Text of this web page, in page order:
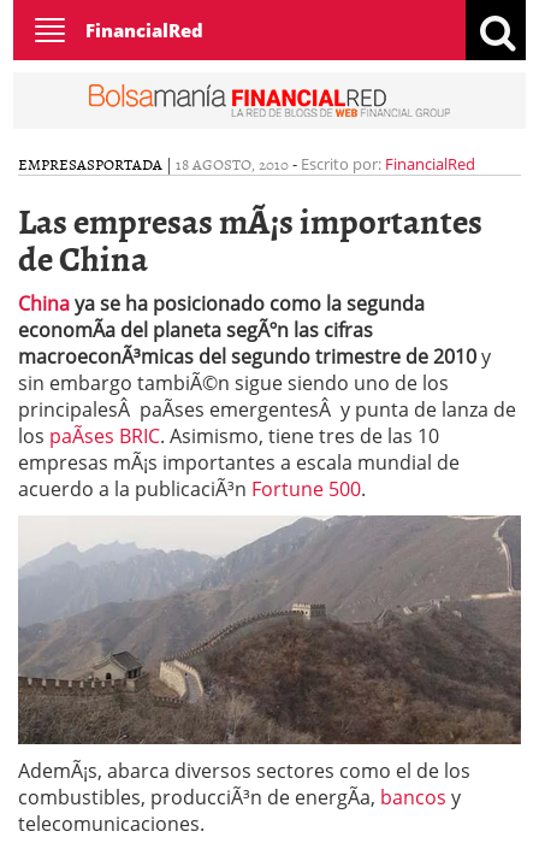
Toggle
navigation
FinancialRed
EMPRESASPORTADA | 18 AGOSTO, 2010- Escrito por: FinancialRed
Las empresas mÃ¡s importantes
de China
Chinaya se ha posicionado como la segunda
economÃ­a del planeta segÃºn las cifras
macroeconÃ³micas del segundo trimestre de 2010y
sin embargo tambiÃ©n sigue siendo uno de los
principalesÂ paÃ­ses emergentesÂ y punta de lanza de
los paÃ­ses BRIC. Asimismo, tiene tres de las 10
empresas mÃ¡s importantes a escala mundial de
acuerdo a la publicaciÃ³n Fortune 500.
AdemÃ¡s, abarca diversos sectores como el de los
combustibles, producciÃ³n de energÃ­a, bancos y
telecomunicaciones.